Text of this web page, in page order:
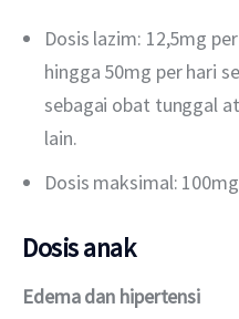
Dosis lazim: 12,5mg
hingga 50mg per hari
sebagai obat tunggal
lain.
Dosis maksimal:
Dosis anak
Edema dan hipertensi